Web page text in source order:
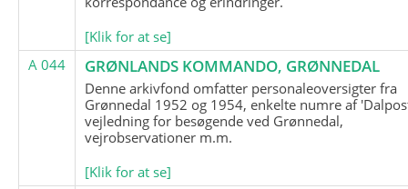
[Klik for at se]
A 044
GRØNLANDS KOMMANDO, GRØNNEDAL
Denne arkivfond omfatter personaleoversigter fra
Grønnedal 1952 og 1954, enkelte numre af
vejledning for besøgende ved Grønnedal,
vejrobservationer m.m.
[Klik for at se]